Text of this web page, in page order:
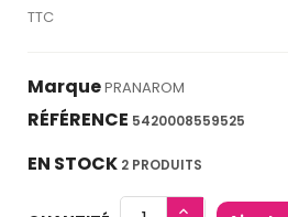
TTC
MarquePRANAROM
RÉFÉRENCE 5420008559525
EN STOCK 2 PRODUITS